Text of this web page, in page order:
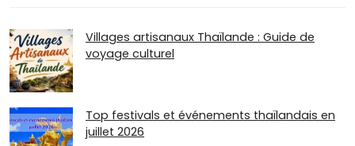
Villages artisanaux Thaïlande : Guide de
voyage culturel
Top festivals et événements thaïlandais en
juillet 2026